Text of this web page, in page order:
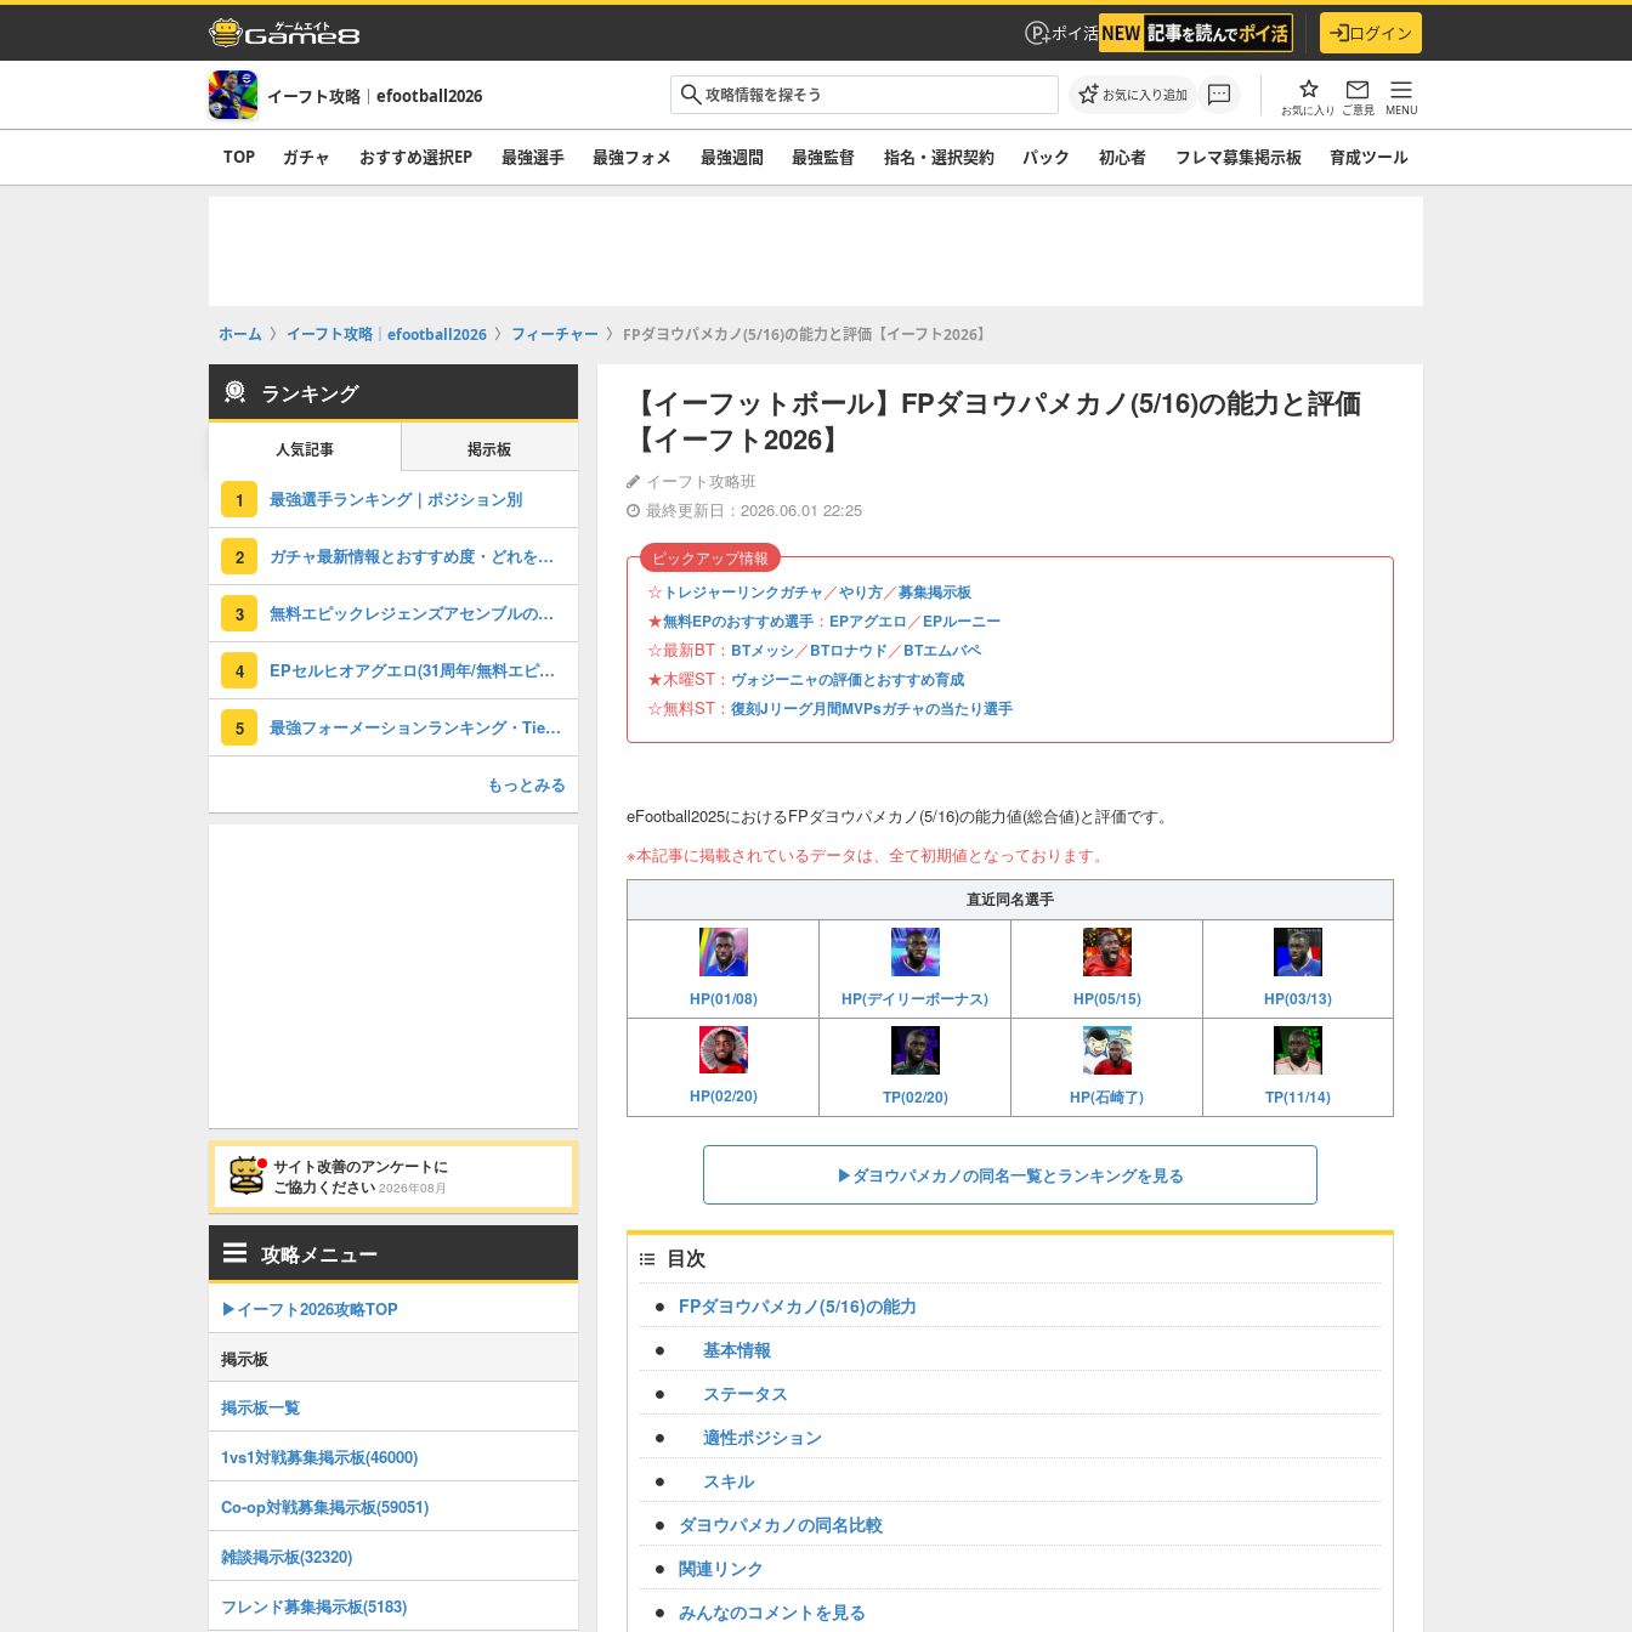
ポイ活 ログイン
イーフト攻略｜efootball2026 お気に入り追加
お気に入り ご意見 MENU
TOP ガチャ おすすめ選択EP 最強選手 最強フォメ 最強週間 最強監督 指名・選択契約 パック 初心者 フレマ募集掲示板 育成ツール
ホーム イーフト攻略｜efootball2026 フィーチャー FPダヨウパメカノ(5/16)の能力と評価【イーフト2026】
【イーフットボール】FPダヨウパメカノ(5/16)の能力と評価
【イーフト2026】
イーフト攻略班
最終更新日：2026.06.01 22:25
☆ トレジャーリンクガチャ／やり方／募集掲示板
★無料EPのおすすめ選手 ： EPアグエロ／EPルーニー
☆最新BT： BTメッシ／BTロナウド／BTエムバペ
★木曜ST： ヴォジーニャの評価とおすすめ育成
☆無料ST： 復刻Jリーグ月間MVPsガチャの当たり選手
ピックアップ情報
eFootball2025におけるFPダヨウパメカノ(5/16)の能力値(総合値)と評価です。
※本記事に掲載されているデータは、全て初期値となっております。
直近同名選手
HP(01/08) HP(デイリーボーナス) HP(05/15) HP(03/13)
HP(02/20) TP(02/20) HP(石崎了) TP(11/14)
▶︎ダヨウパメカノの同名一覧とランキングを見る
目次
FPダヨウパメカノ(5/16)の能力
基本情報
ステータス
適性ポジション
スキル
ダヨウパメカノの同名比較
関連リンク
みんなのコメントを見る
ランキング
人気記事 掲示板
1 最強選手ランキング｜ポジション別
2 ガチャ最新情報とおすすめ度・どれを引くべき？
3 無料エピックレジェンズアセンブルのおすすめ選択(当たり)選手ランキングと引き方
4 EPセルヒオアグエロ(31周年/無料エピック)の評価とおすすめ育成・スキル追加
5 最強フォーメーションランキング・Tier表
もっとみる
サイト改善のアンケートに
ご協力ください 2026年08月
攻略メニュー
▶イーフト2026攻略TOP
掲示板
掲示板一覧
1vs1対戦募集掲示板(46000)
Co-op対戦募集掲示板(59051)
雑談掲示板(32320)
フレンド募集掲示板(5183)